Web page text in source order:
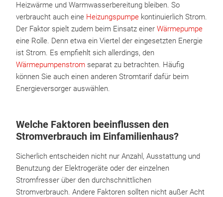
Heizwärme und Warmwasserbereitung bleiben. So
verbraucht auch eine Heizungspumpe kontinuierlich Strom.
Der Faktor spielt zudem beim Einsatz einer Wärmepumpe
eine Rolle. Denn etwa ein Viertel der eingesetzten Energie
ist Strom. Es empfiehlt sich allerdings, den
Wärmepumpenstrom separat zu betrachten. Häufig
können Sie auch einen anderen Stromtarif dafür beim
Energieversorger auswählen.
Welche Faktoren beeinflussen den
Stromverbrauch im Einfamilienhaus?
Sicherlich entscheiden nicht nur Anzahl, Ausstattung und
Benutzung der Elektrogeräte oder der einzelnen
Stromfresser über den durchschnittlichen
Stromverbrauch. Andere Faktoren sollten nicht außer Acht